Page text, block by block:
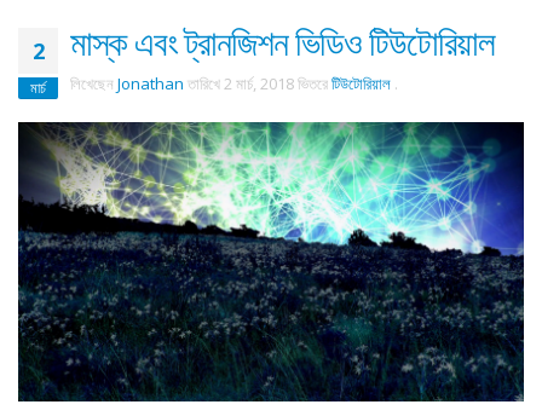
2
মার্চ
মাস্ক এবং ট্রানজিশন ভিডিও টিউটোরিয়াল
লিখেছেন Jonathan তারিখে2 মার্চ, 2018ভিতরেটিউটোরিয়াল .